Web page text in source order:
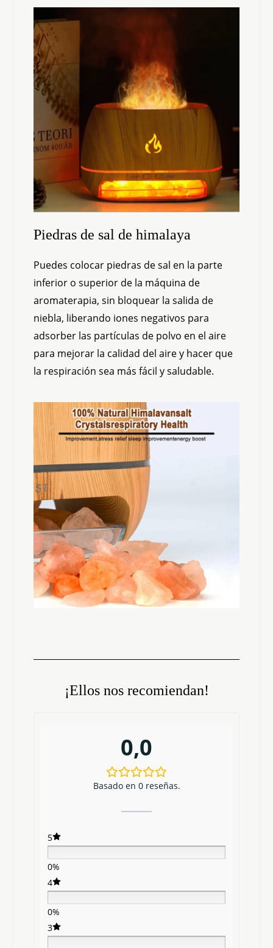
Piedras de sal de himalaya
Puedes colocar piedras de sal en la parte
inferior o superior de la máquina de
aromaterapia, sin bloquear la salida de
niebla, liberando iones negativos para
adsorber las partículas de polvo en el aire
para mejorar la calidad del aire y hacer que
la respiración sea más fácil y saludable.
¡Ellos nos recomiendan!
0,0
Basado en 0 reseñas.
5
0%
4
0%
3